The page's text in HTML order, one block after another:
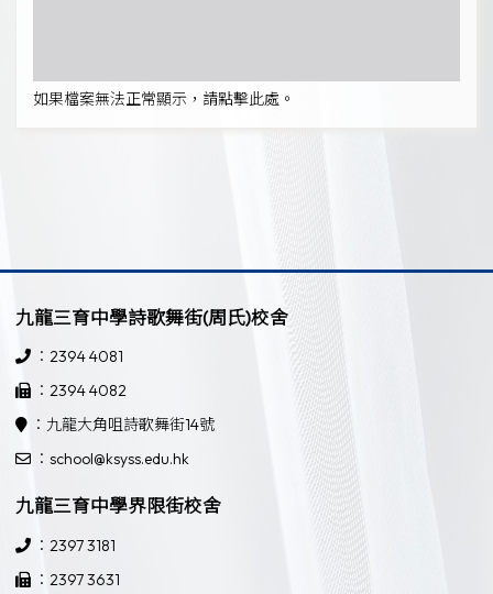
如果檔案無法正常顯示，請點擊此處。
九龍三育中學詩歌舞街(周氏)校舍
：2394 4081
：2394 4082
：九龍大角咀詩歌舞街14號
：school@ksyss.edu.hk
九龍三育中學界限街校舍
：2397 3181
：2397 3631